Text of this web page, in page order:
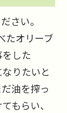
さい。
たオリーブ
した
りたいと
油を搾っ
もらい、